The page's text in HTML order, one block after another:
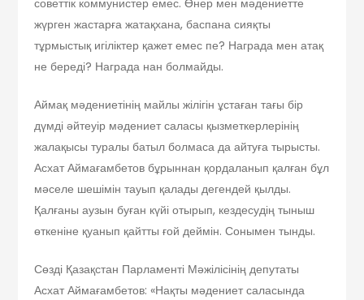
советтік коммунистер емес. Өнер мен мәдениетте
жүрген жастарға жатақхана, баспана сияқты
тұрмыстық игіліктер қажет емес пе? Награда мен атақ
не береді? Награда нан болмайды.
Аймақ мәдениетінің майлы жілігін ұстаған тағы бір
дүмді әйтеуір мәдениет саласы қызметкерлерінің
жалақысы туралы батыл болмаса да айтуға тырысты.
Асхат Аймағамбетов бұрыннан қордаланып қалған бұл
мәселе шешімін тауып қалады дегендей қылды.
Қалғаны аузын буған күйі отырып, кездесудің тыныш
өткеніне қуанып қайтты ғой деймін. Сонымен тынды.
Сөзді Қазақстан Парламенті Мәжілісінің депутаты
Асхат Аймағамбетов: «Нақты мәдениет саласында